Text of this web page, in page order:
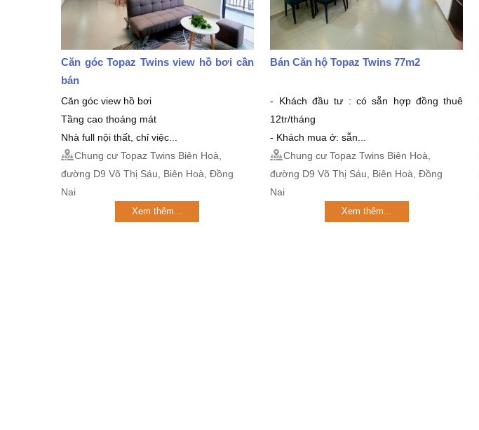
Căn góc Topaz Twins view hồ bơi cần
bán
Căn góc view hồ bơi
Tầng cao thoáng mát
Nhà full nội thất, chỉ việc...
Chung cư Topaz Twins Biên Hoà,
đường D9 Võ Thị Sáu, Biên Hoà, Đồng
Nai
Xem thêm...
Bán Căn hộ Topaz Twins 77m2
- Khách đầu tư : có sẵn hợp đồng thuê
12tr/tháng
- Khách mua ở: sẵn...
Chung cư Topaz Twins Biên Hoà,
đường D9 Võ Thị Sáu, Biên Hoà, Đồng
Nai
Xem thêm...